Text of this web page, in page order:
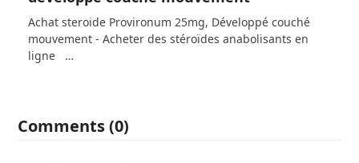
Achat steroide Provironum 25mg, Développé couché
mouvement - Acheter des stéroïdes anabolisants en
ligne …
Comments (0)